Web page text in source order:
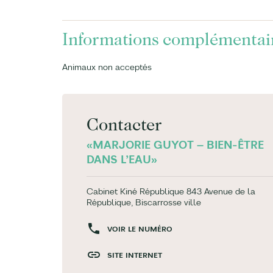
Informations
Animaux non acceptés
Contacter
«MARJORIE GUYOT – BIEN-ÊTRE
DANS L’EAU»
Cabinet Kiné République 843 Avenue de la
République, Biscarrosse ville
VOIR LE NUMÉRO
SITE INTERNET